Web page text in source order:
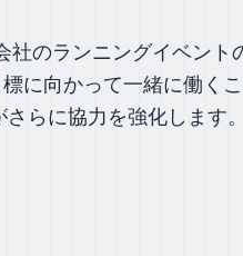
のランニングイベント
に向かって一緒に働く
らに協力を強化します。